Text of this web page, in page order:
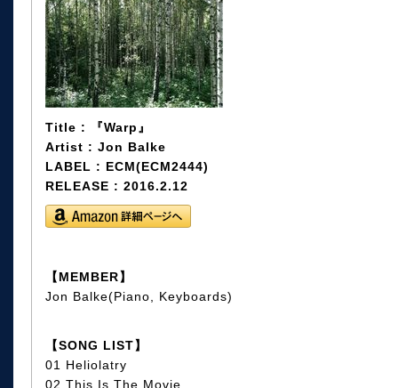
Title : 『Warp』
Artist : Jon Balke
LABEL : ECM(ECM2444)
RELEASE : 2016.2.12
【MEMBER】
Jon Balke(Piano, Keyboards)
【SONG LIST】
01 Heliolatry
02 This Is The Movie